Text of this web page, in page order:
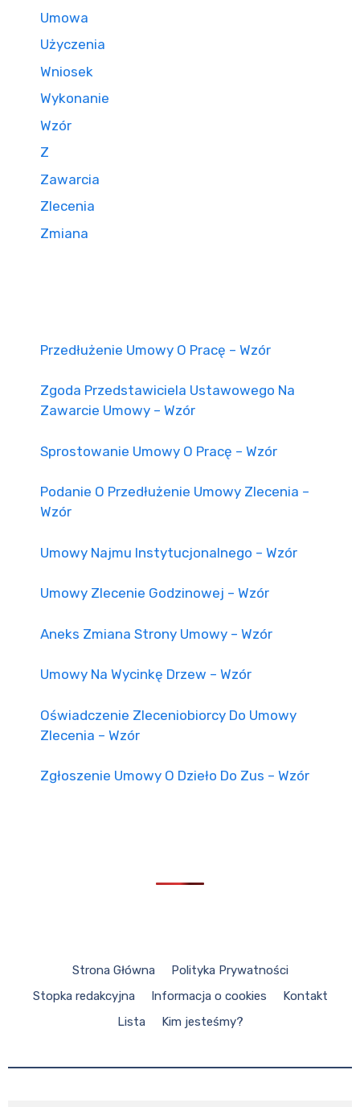
Umowa
Użyczenia
Wniosek
Wykonanie
Wzór
Z
Zawarcia
Zlecenia
Zmiana
Przedłużenie Umowy O Pracę – Wzór
Zgoda Przedstawiciela Ustawowego Na
Zawarcie Umowy – Wzór
Sprostowanie Umowy O Pracę – Wzór
Podanie O Przedłużenie Umowy Zlecenia –
Wzór
Umowy Najmu Instytucjonalnego – Wzór
Umowy Zlecenie Godzinowej – Wzór
Aneks Zmiana Strony Umowy – Wzór
Umowy Na Wycinkę Drzew – Wzór
Oświadczenie Zleceniobiorcy Do Umowy
Zlecenia – Wzór
Zgłoszenie Umowy O Dzieło Do Zus – Wzór
Strona Główna
Polityka Prywatności
Stopka redakcyjna
Informacja o cookies
Kontakt
Lista
Kim jesteśmy?